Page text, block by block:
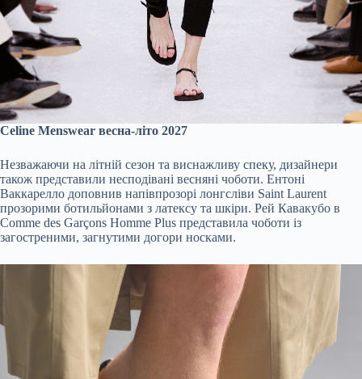
Celine Menswear весна-літо 2027
Незважаючи на літній сезон та виснажливу спеку, дизайнери
також представили несподівані весняні чоботи. Ентоні
Ваккарелло доповнив напівпрозорі лонгсліви Saint Laurent
прозорими ботильйонами з латексу та шкіри. Рей Кавакубо в
Comme des Garçons Homme Plus представила чоботи із
загостреними, загнутими догори носками.